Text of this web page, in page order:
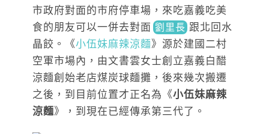
市政府對面的市府停車場，來吃嘉義吃美
食的朋友可以一併去對面 劉里長 跟北 回水
晶餃。《小伍妹麻辣涼麵》源於建國二村
空軍市場內，由文書雲女士創立嘉義白醋
涼麵創始老店煤炭球麵攤，後來幾次搬遷
之後，到目前位置才正名為《小伍妹麻辣
涼麵》，到現在已經傳承第三代了。